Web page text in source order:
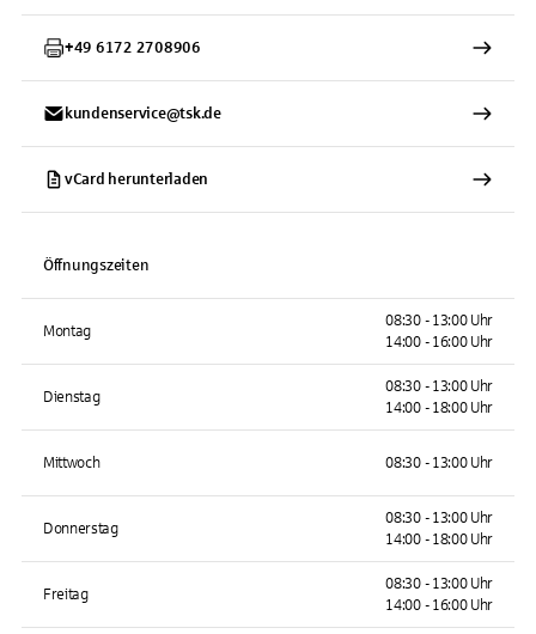
+49 6172 2708906
kundenservice@tsk.de
vCard herunterladen
Öffnungszeiten
Montag
08:30 - 13:00 Uhr
14:00 - 16:00 Uhr
Dienstag
08:30 - 13:00 Uhr
14:00 - 18:00 Uhr
Mittwoch 08:30 - 13:00 Uhr
Donnerstag
08:30 - 13:00 Uhr
14:00 - 18:00 Uhr
Freitag
08:30 - 13:00 Uhr
14:00 - 16:00 Uhr